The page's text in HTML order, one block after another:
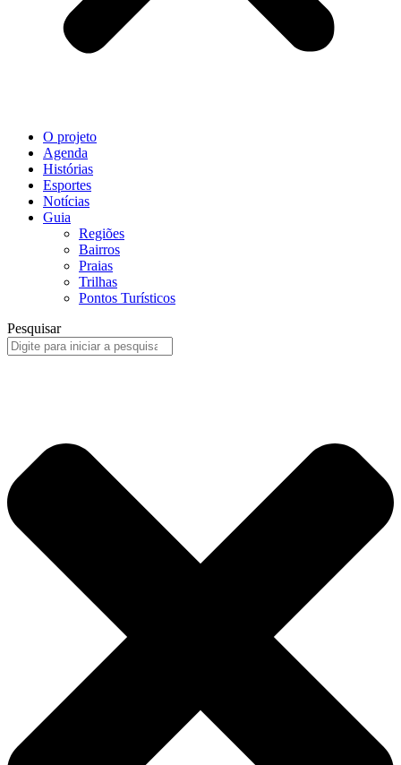
O projeto
Agenda
Histórias
Esportes
Notícias
Guia
Regiões
Bairros
Praias
Trilhas
Pontos Turísticos
Pesquisar